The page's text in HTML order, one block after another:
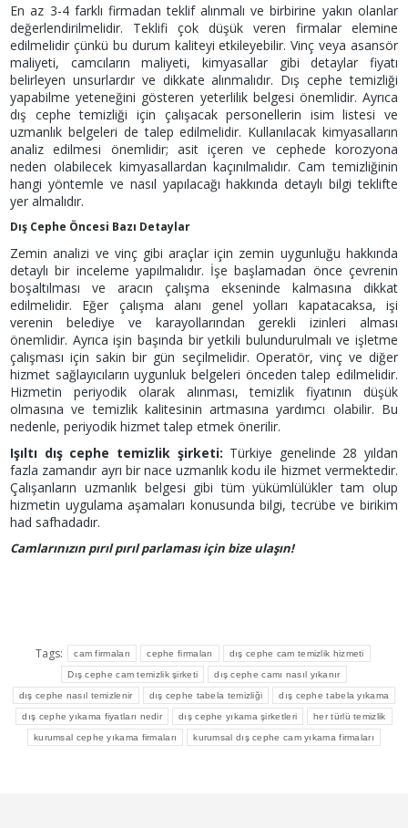
En az 3-4 farklı firmadan teklif alınmalı ve birbirine yakın olanlar
değerlendirilmelidir. Teklifi çok düşük veren firmalar elemine
edilmelidir çünkü bu durum kaliteyi etkileyebilir. Vinç veya asansör
maliyeti, camcıların maliyeti, kimyasallar gibi detaylar fiyatı
belirleyen unsurlardır ve dikkate alınmalıdır. Dış cephe temizliği
yapabilme yeteneğini gösteren yeterlilik belgesi önemlidir. Ayrıca
dış cephe temizliği için çalışacak personellerin isim listesi ve
uzmanlık belgeleri de talep edilmelidir. Kullanılacak kimyasalların
analiz edilmesi önemlidir; asit içeren ve cephede korozyona
neden olabilecek kimyasallardan kaçınılmalıdır. Cam temizliğinin
hangi yöntemle ve nasıl yapılacağı hakkında detaylı bilgi teklifte
yer almalıdır.
Dış Cephe Öncesi Bazı Detaylar
Zemin analizi ve vinç gibi araçlar için zemin uygunluğu hakkında
detaylı bir inceleme yapılmalıdır. İşe başlamadan önce çevrenin
boşaltılması ve aracın çalışma ekseninde kalmasına dikkat
edilmelidir. Eğer çalışma alanı genel yolları kapatacaksa, işi
verenin belediye ve karayollarından gerekli izinleri alması
önemlidir. Ayrıca işin başında bir yetkili bulundurulmalı ve işletme
çalışması için sakin bir gün seçilmelidir. Operatör, vinç ve diğer
hizmet sağlayıcıların uygunluk belgeleri önceden talep edilmelidir.
Hizmetin periyodik olarak alınması, temizlik fiyatının düşük
olmasına ve temizlik kalitesinin artmasına yardımcı olabilir. Bu
nedenle, periyodik hizmet talep etmek önerilir.
Işıltı dış cephe temizlik şirketi: Türkiye genelinde 28 yıldan
fazla zamandır ayrı bir nace uzmanlık kodu ile hizmet vermektedir.
Çalışanların uzmanlık belgesi gibi tüm yükümlülükler tam olup
hizmetin uygulama aşamaları konusunda bilgi, tecrübe ve birikim
had safhadadır.
Camlarınızın pırıl pırıl parlaması için bize ulaşın!
Tags: cam firmaları cephe firmaları dış cephe cam temizlik hizmeti
Dış cephe cam temizlik şirketi dış cephe camı nasıl yıkanır
dış cephe nasıl temizlenir dış cephe tabela temizliği dış cephe tabela yıkama
dış cephe yıkama fiyatları nedir dış cephe yıkama şirketleri her türlü temizlik
kurumsal cephe yıkama firmaları kurumsal dış cephe cam yıkama firmaları